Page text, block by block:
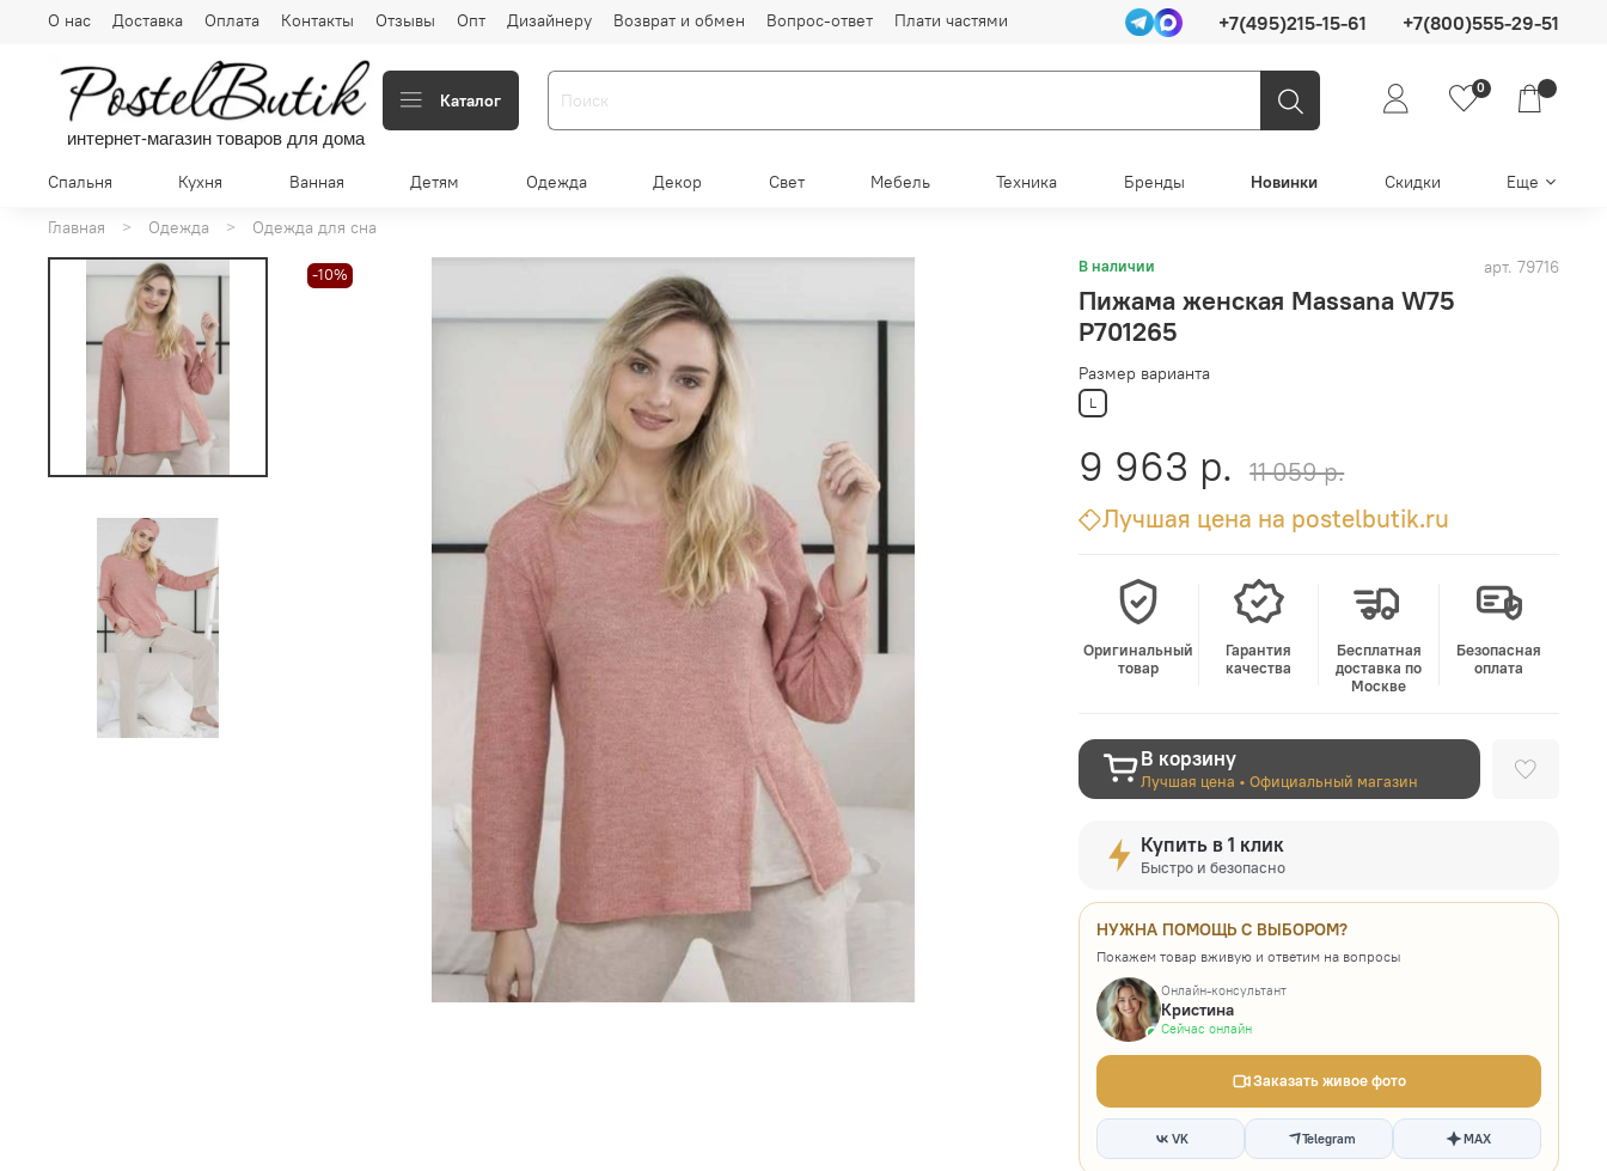
О нас Доставка Оплата Контакты Отзывы Опт Дизайнеру Возврат и обмен Вопрос-ответ Плати частями +7(495)215-15-61 +7(800)555-29-51
интернет-магазин товаров для дома
Каталог
0
Спальня Кухня Ванная Детям Одежда Декор Свет Мебель Техника Бренды Новинки Скидки Еще
Главная Одежда Одежда для сна
-10% В наличии арт. 79716
Пижама женская Massana W75
P701265
Размер варианта
L
9 963 р.
11 059 р.
Лучшая цена на postelbutik.ru
Оригинальный
товар
Гарантия
качества
Бесплатная
доставка по
Москве
Безопасная
оплата
В корзину
Лучшая цена • Официальный магазин
Купить в 1 клик
Быстро и безопасно
НУЖНА ПОМОЩЬ С ВЫБОРОМ?
Покажем товар вживую и ответим на вопросы
Онлайн-консультант
Кристина
Сейчас онлайн
Заказать живое фото
VK Telegram MAX